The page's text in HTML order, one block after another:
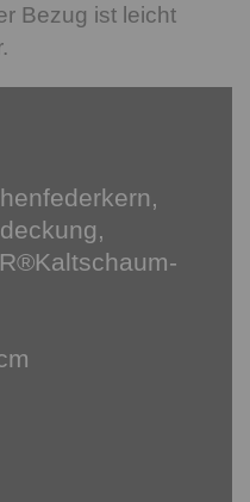
Bezug ist leicht